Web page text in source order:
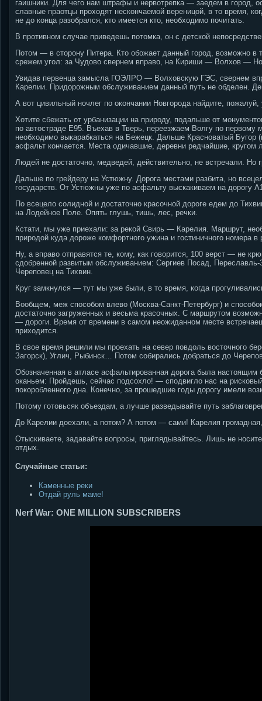
гаишники. Для чего нам штрафы и нервотрепка — заедем в город,
славные праотцы проходят нескончаемой вереницой, в то время,
не до конца разобрался, кто имеется кто, необходимо почитать.
В противном случае приведешь потомка, он с детской
Потом — в сторону Питера. Кто обожает данный город, возможно в
срежем угол: за Чудово свернем вправо, на Кириши — Волхов —
Увидав первенца замысла ГОЭЛРО — Волховскую ГЭС, свернем
Карелии. Придорожным обслуживанием данный путь не обделен.
А вот цивильный ночлег по окончании Новгорода найдите,
Хотите сбежать от урбанизации на природу, подальше от
по автостраде Е95. Въехав в Тверь, переезжаем Волгу по
необходимо выкарабкаться на Бежецк. Дальше Красноватый Бугор
асфальт кончается. Места одичавшие, деревни редчайшие, кругом
Людей не достаточно, медведей, действительно, не встречали.
Дальше по грейдеру на Устюжну. Дорога местами разбита, но
государств. От Устюжны уже по асфальту выскакиваем на дорогу
По всецело солидной и достаточно красочной дороге едем до
на Лодейное Поле. Опять глушь, тишь, лес, речки.
Кстати, мы уже приехали: за рекой Свирь — Карелия. Маршрут,
природой куда дороже комфортного ужина и гостиничного номера в
Ну, а вправо отправятся те, кому, как говорится, 100 верст — не
сдобренной развитым обслуживанием: Сергиев Посад,
Череповец на Тихвин.
Круг замкнулся — тут мы уже были, в то время, когда
Вообщем, меж способом влево (Москва-Санкт-Петербург) и
достаточно загруженных и весьма красочных. С маршрутом
— дороги. Время от времени в самом неожиданном месте
приходится.
В свое время решили мы проехать на север повдоль восточного
Загорск), Углич, Рыбинск… Потом собирались добраться до
Обозначенная в атласе асфальтированная дорога была
оканьем: Пройдешь, сейчас подсохло! — сподвигло нас на
покоробленного дна. Конечно, за прошедшие годы дорогу имели
Потому готовьсяк объездам, а лучше разведывайте путь
До Карелии доехали, а потом? А потом — сами! Карелия
Отыскиваете, задавайте вопросы, приглядывайтесь. Лишь не
отдых.
Случайные статьи:
Каменные реки
Отдай руль маме!
Nerf War: ONE MILLION SUBSCRIBERS